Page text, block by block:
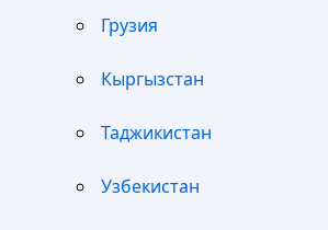
Грузия
Кыргызстан
Таджикистан
Узбекистан